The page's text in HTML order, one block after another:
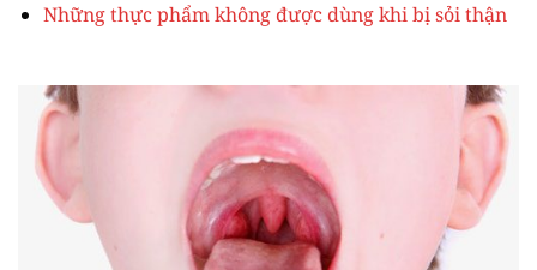
Những thực phẩm không được dùng khi bị sỏi thận